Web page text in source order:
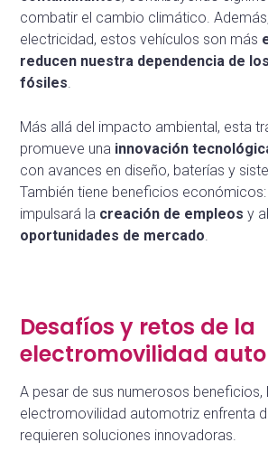
combatir el cambio climático.
electricidad, estos vehículos son más
reducen nuestra dependencia de
fósiles.
Más allá del impacto ambiental, esta
promueve una innovación
con avances en diseño, baterías y
También tiene beneficios
impulsará la creación de empleos y
oportunidades de mercado.
Desafíos y retos de la
electromovilidad
A pesar de sus numerosos beneficios,
electromovilidad automotriz enfrenta
requieren soluciones innovadoras.